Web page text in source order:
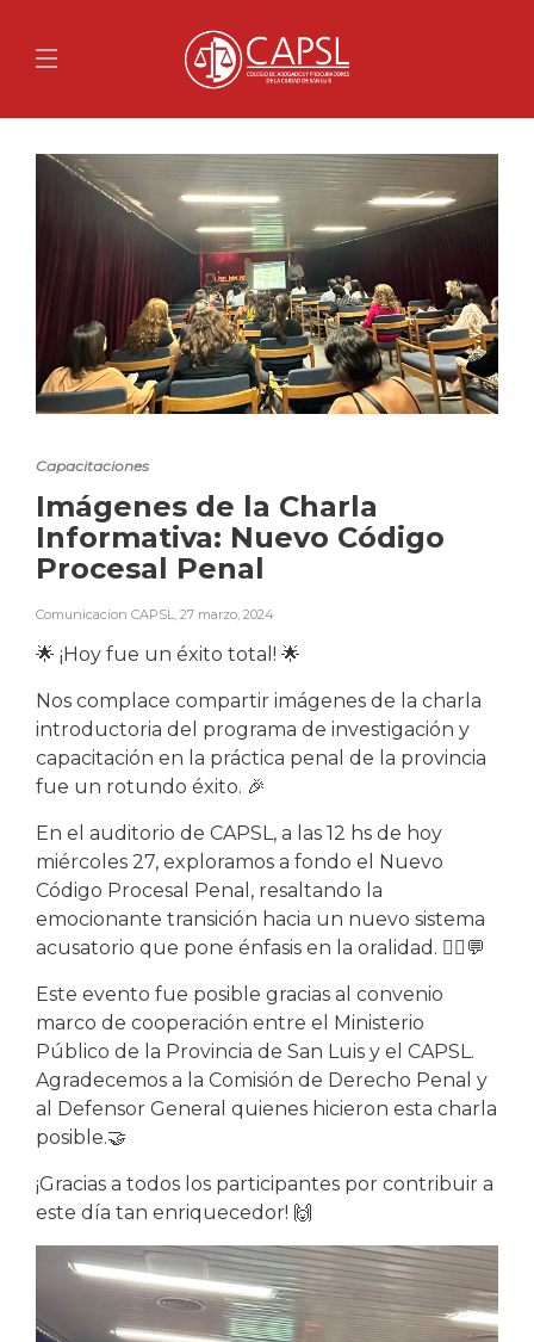
Capacitaciones
Imágenes de la Charla
Informativa: Nuevo Código
Procesal Penal
Comunicacion CAPSL, 27 marzo, 2024
🌟 ¡Hoy fue un éxito total! 🌟
Nos complace compartir imágenes de la charla
introductoria del programa de investigación y
capacitación en la práctica penal de la provincia
fue un rotundo éxito. 🎉
En el auditorio de CAPSL, a las 12 hs de hoy
miércoles 27, exploramos a fondo el Nuevo
Código Procesal Penal, resaltando la
emocionante transición hacia un nuevo sistema
acusatorio que pone énfasis en la oralidad. 👨‍⚖️💬
Este evento fue posible gracias al convenio
marco de cooperación entre el Ministerio
Público de la Provincia de San Luis y el CAPSL.
Agradecemos a la Comisión de Derecho Penal y
al Defensor General quienes hicieron esta charla
posible.🤝
¡Gracias a todos los participantes por contribuir a
este día tan enriquecedor! 🙌